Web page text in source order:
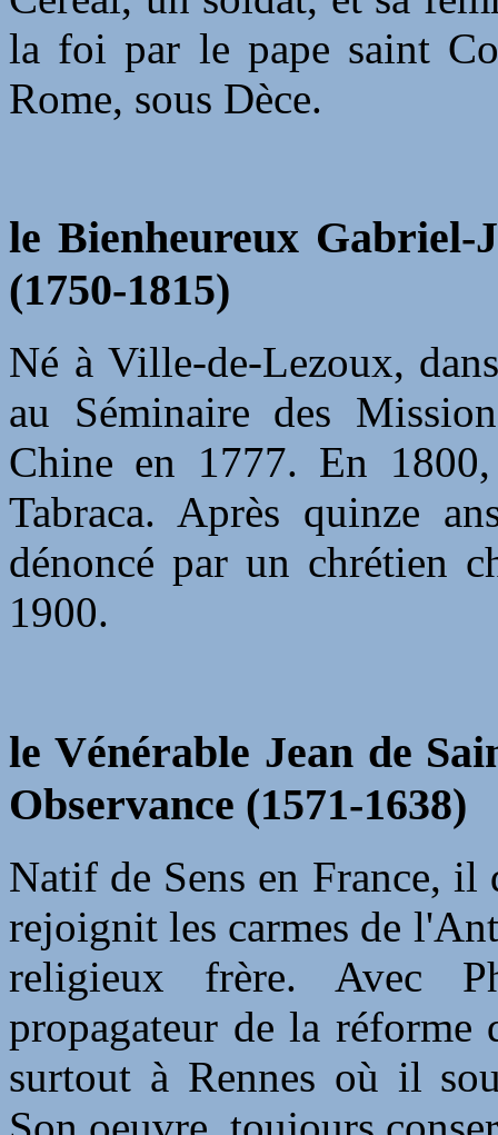
la foi par le pape saint
Rome, sous Dèce.
le Bienheureux Gabriel-
(1750-1815)
Né à Ville-de-Lezoux,
au Séminaire des
Chine en 1777. En
Tabraca. Après quinze
dénoncé par un chrétien
1900.
le Vénérable Jean de
Observance (1571-1638)
Natif de Sens en France,
rejoignit les carmes de
religieux frère. Avec
propagateur de la réforme
surtout à Rennes où il